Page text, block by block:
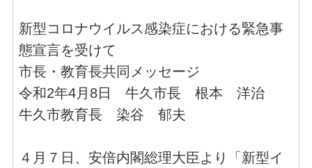
新型コロナウイルス感染症における緊急事
態宣言を受けて
市長・教育長共同メッセージ
令和2年4月8日 牛久市長 根本 洋治
牛久市教育長 染谷 郁夫
４月７日、安倍内閣総理大臣より「新型イ